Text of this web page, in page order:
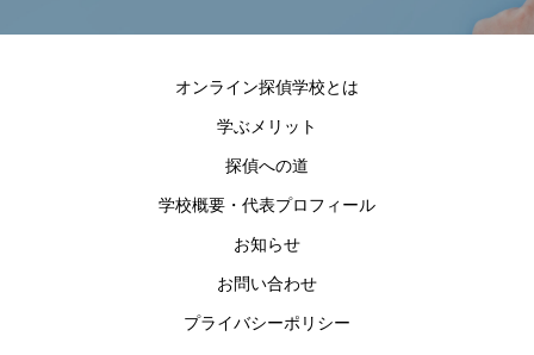
オンライン探偵学校とは
学ぶメリット
探偵への道
学校概要・代表プロフィール
お知らせ
お問い合わせ
プライバシーポリシー